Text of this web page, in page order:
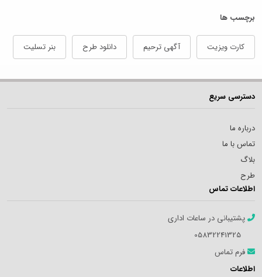
برچسب ها
کارت ویزیت آگهی ترحیم دانلود طرح بنر تسلیت
دسترسی سریع
درباره ما
تماس با ما
بلاگ
طرح
اطلاعات تماس
پشتیبانی در ساعات اداری
05832241325
فرم تماس
اطلاعات